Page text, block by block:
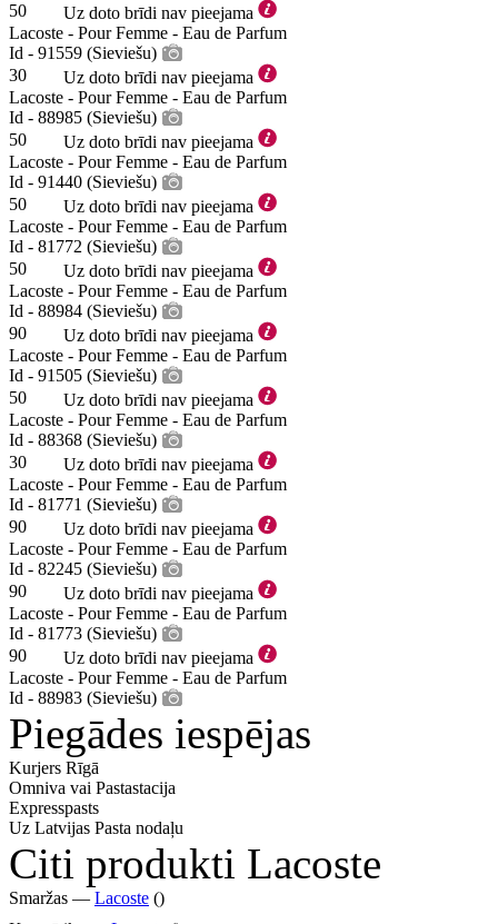
50
Uz doto brīdi nav pieejama
Lacoste - Pour Femme - Eau de Parfum
Id - 91559 (Sieviešu)
30
Uz doto brīdi nav pieejama
Lacoste - Pour Femme - Eau de Parfum
Id - 88985 (Sieviešu)
50
Uz doto brīdi nav pieejama
Lacoste - Pour Femme - Eau de Parfum
Id - 91440 (Sieviešu)
50
Uz doto brīdi nav pieejama
Lacoste - Pour Femme - Eau de Parfum
Id - 81772 (Sieviešu)
50
Uz doto brīdi nav pieejama
Lacoste - Pour Femme - Eau de Parfum
Id - 88984 (Sieviešu)
90
Uz doto brīdi nav pieejama
Lacoste - Pour Femme - Eau de Parfum
Id - 91505 (Sieviešu)
50
Uz doto brīdi nav pieejama
Lacoste - Pour Femme - Eau de Parfum
Id - 88368 (Sieviešu)
30
Uz doto brīdi nav pieejama
Lacoste - Pour Femme - Eau de Parfum
Id - 81771 (Sieviešu)
90
Uz doto brīdi nav pieejama
Lacoste - Pour Femme - Eau de Parfum
Id - 82245 (Sieviešu)
90
Uz doto brīdi nav pieejama
Lacoste - Pour Femme - Eau de Parfum
Id - 81773 (Sieviešu)
90
Uz doto brīdi nav pieejama
Lacoste - Pour Femme - Eau de Parfum
Id - 88983 (Sieviešu)
Piegādes iespējas
Kurjers Rīgā
Omniva vai Pastastacija
Expresspasts
Uz Latvijas Pasta nodaļu
Citi produkti Lacoste
Smaržas — Lacoste ()